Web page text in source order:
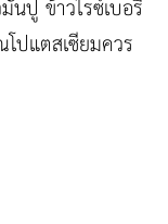
นปู ข้าวไรซ์เบอรี่
ปแตสเซียมควร